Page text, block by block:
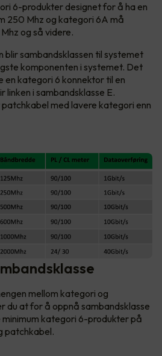
6-produkter designet for å ha en
250 Mhz og kategori 6A må
og så videre.
blir sambandsklassen til systemet
komponenten i systemet. Det
kategori 6 konnektor til en
linken i sambandsklasse E.
med lavere kategori enn
mellom kategori og
du at for å oppnå sambandsklasse
minimum kategori 6-produkter på
patchkabel.